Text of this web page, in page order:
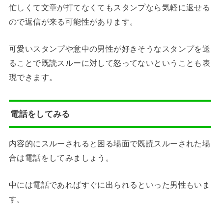
忙しくて文章が打てなくてもスタンプなら気軽に返せる
ので返信が来る可能性があります。
可愛いスタンプや意中の男性が好きそうなスタンプを送
ることで既読スルーに対して怒ってないということも表
現できます。
電話をしてみる
内容的にスルーされると困る場面で既読スルーされた場
合は電話をしてみましょう。
中には電話であればすぐに出られるといった男性もいま
す。